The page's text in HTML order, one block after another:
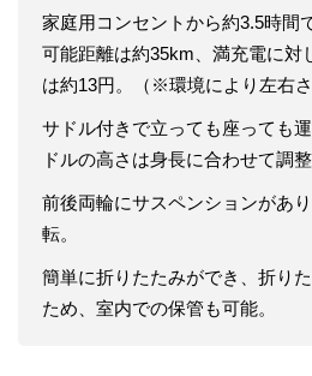
家庭用コンセントから約3.5時間
可能距離は約35km、満充電に対
は約13円。（※環境により左右さ
サドル付きで立っても座っても
ドルの高さは身長に合わせて調整
前後両輪にサスペンションがあ
転。
簡単に折りたたみができ、折り
ため、室内での保管も可能。